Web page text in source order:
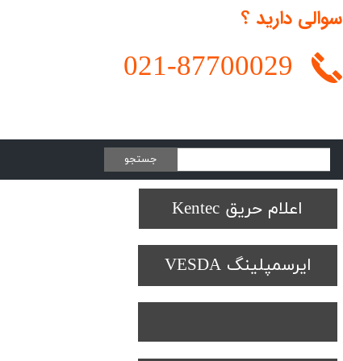
سوالی دارید ؟
021-87700029
جستجو
اعلام حریق Kentecتجهیزات تست SOLO
ایرسمپلینگ VESDA
دتکتورهای Spectrex